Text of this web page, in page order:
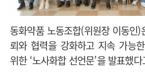
동화약품 노동조합(위원장 이동인
뢰와 협력을 강화하고 지속 가능
위한 ‘노사화합 선언문’을 발표했